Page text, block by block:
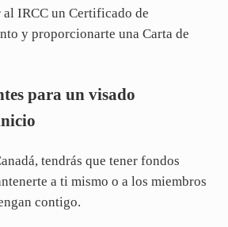
IRCC un Certificado de
y proporcionarte una Carta de
para un visado
tendrás que tener fondos
a ti mismo o a los miembros
contigo.